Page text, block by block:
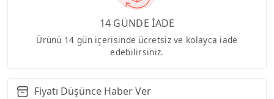
14 GÜNDE İADE
Ürünü 14 gün içerisinde ücretsiz ve kolayca iade
edebilirsiniz.
Fiyatı Düşünce Haber Ver